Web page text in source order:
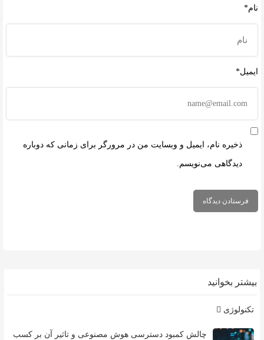
نام*
ایمیل*
ذخیره نام، ایمیل و وبسایت من در مرورگر برای زمانی که دوباره
دیدگاهی می‌نویسم.
بیشتر بخوانید
تکنولوژی
چالش کمبود دسترسی هوش مصنوعی و تاثیر آن بر کسب